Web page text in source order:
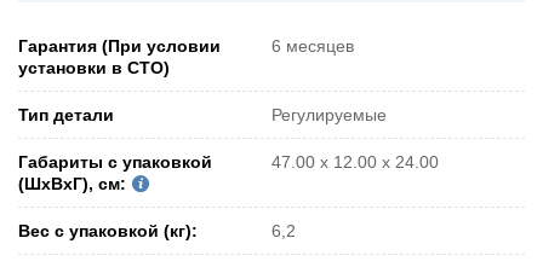
Гарантия (При условии
установки в СТО)
6 месяцев
Тип детали Регулируемые
Габариты с упаковкой
(ШxВxГ), см:
47.00 x 12.00 x 24.00
Вес с упаковкой (кг): 6,2